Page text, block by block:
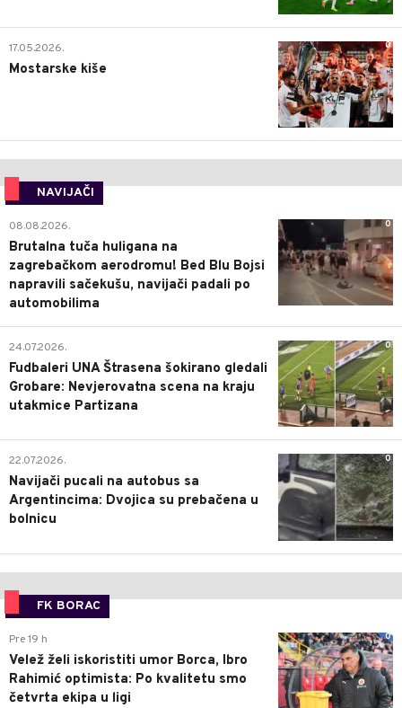
0
17.05.2026.
Mostarske kiše
NAVIJAČI
0
08.08.2026.
Brutalna tuča huligana na
zagrebačkom aerodromu! Bed Blu Bojsi
napravili sačekušu, navijači padali po
automobilima
0
24.07.2026.
Fudbaleri UNA Štrasena šokirano gledali
Grobare: Nevjerovatna scena na kraju
utakmice Partizana
0
22.07.2026.
Navijači pucali na autobus sa
Argentincima: Dvojica su prebačena u
bolnicu
FK BORAC
0
Pre 19 h
Velež želi iskoristiti umor Borca, Ibro
Rahimić optimista: Po kvalitetu smo
četvrta ekipa u ligi